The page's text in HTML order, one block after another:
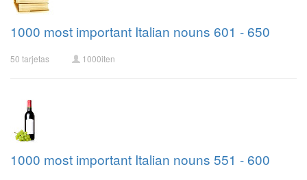
1000 most important Italian nouns 601 - 650
50 tarjetas 1000iten
1000 most important Italian nouns 551 - 600